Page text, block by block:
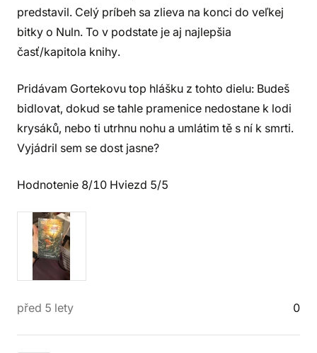
predstavil. Celý príbeh sa zlieva na konci do veľkej
bitky o Nuln. To v podstate je aj najlepšia
časť/kapitola knihy.
Pridávam Gortekovu top hlášku z tohto dielu: Budeš
bidlovat, dokud se tahle pramenice nedostane k lodi
krysáků, nebo ti utrhnu nohu a umlátim tě s ní k smrti.
Vyjádril sem se dost jasne?
Hodnotenie 8/10 Hviezd 5/5
před 5 lety 0